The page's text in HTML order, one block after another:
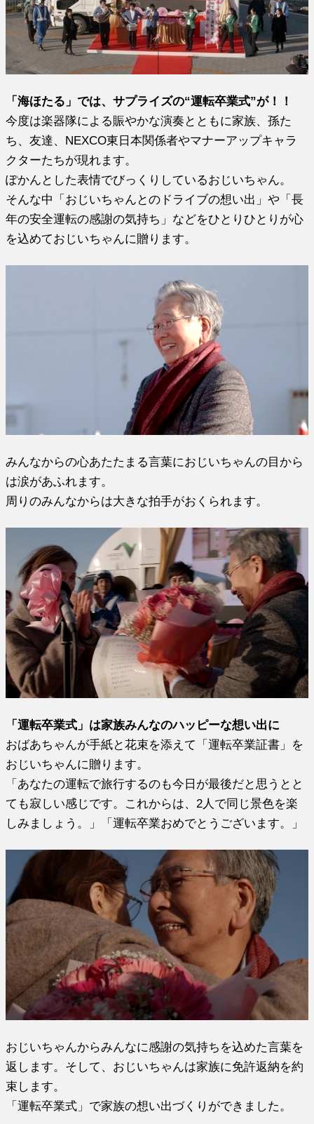
「海ほたる」では、サプライズの“運転卒業式”が！！
今度は楽器隊による賑やかな演奏とともに家族、孫た
ち、友達、NEXCO東日本関係者やマナーアップキャラ
クターたちが現れます。
ぽかんとした表情でびっくりしているおじいちゃん。
そんな中「おじいちゃんとのドライブの想い出」や「長
年の安全運転の感謝の気持ち」などをひとりひとりが心
を込めておじいちゃんに贈ります。
みんなからの心あたたまる言葉におじいちゃんの目から
は涙があふれます。
周りのみんなからは大きな拍手がおくられます。
「運転卒業式」は家族みんなのハッピーな想い出に
おばあちゃんが手紙と花束を添えて「運転卒業証書」を
おじいちゃんに贈ります。
「あなたの運転で旅行するのも今日が最後だと思うとと
ても寂しい感じです。これからは、2人で同じ景色を楽
しみましょう。」「運転卒業おめでとうございます。」
おじいちゃんからみんなに感謝の気持ちを込めた言葉を
返します。そして、おじいちゃんは家族に免許返納を約
束します。
「運転卒業式」で家族の想い出づくりができました。